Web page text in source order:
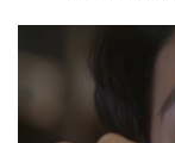
권수현, 김병철,
박훈, 배유람, 서
이무생, 이시언,
한다미, 허준호 등